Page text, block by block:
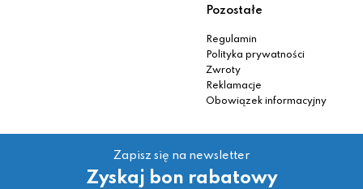
Pozostałe
Regulamin
Polityka prywatności
Zwroty
Reklamacje
Obowiązek informacyjny
Zapisz się na newsletter
Zyskaj bon rabatowy